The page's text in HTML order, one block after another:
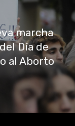
marcha
Día de
al Aborto